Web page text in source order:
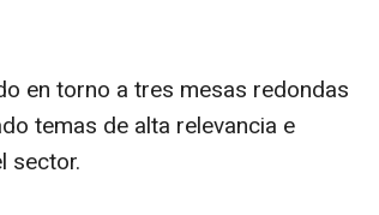
en torno a tres mesas redondas
temas de alta relevancia e
sector.